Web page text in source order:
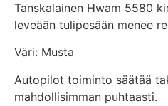
Tanskalainen Hwam 5580
leveään tulipesään menee
Väri: Musta
Autopilot toiminto säätää
mahdollisimman puhtaasti.